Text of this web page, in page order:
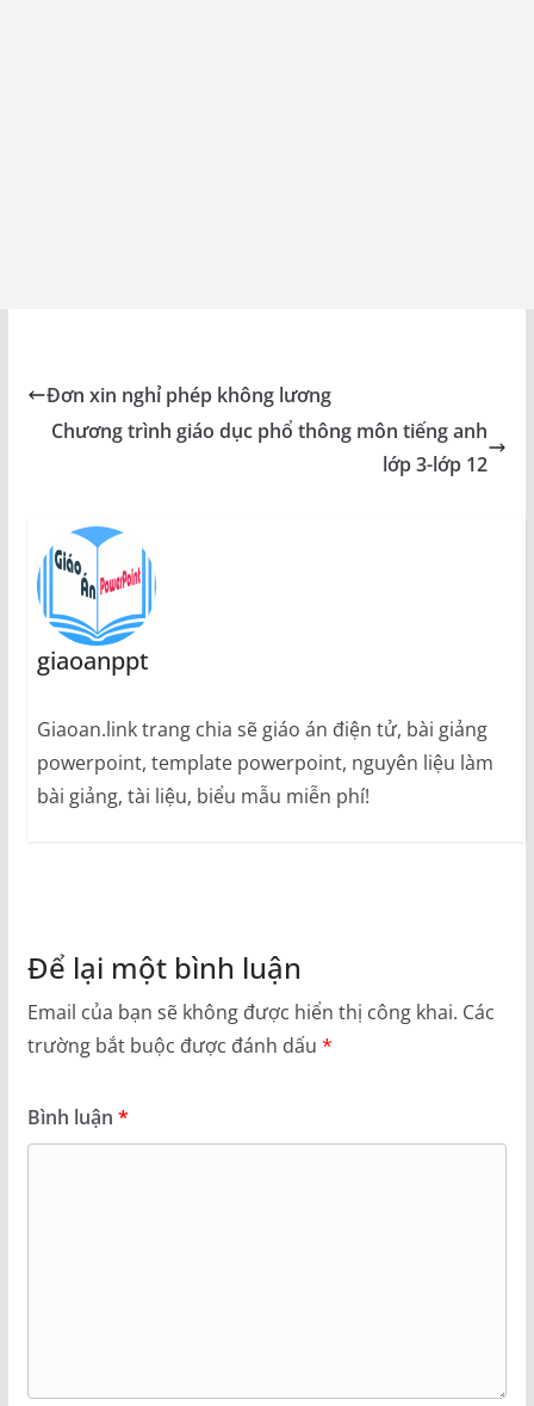
Đơn xin nghỉ phép không lương
Chương trình giáo dục phổ thông môn tiếng anh
lớp 3-lớp 12
giaoanppt
Giaoan.link trang chia sẽ giáo án điện tử, bài giảng
powerpoint, template powerpoint, nguyên liệu làm
bài giảng, tài liệu, biểu mẫu miễn phí!
Để lại một bình luận
Email của bạn sẽ không được hiển thị công khai. Các
trường bắt buộc được đánh dấu *
Bình luận *